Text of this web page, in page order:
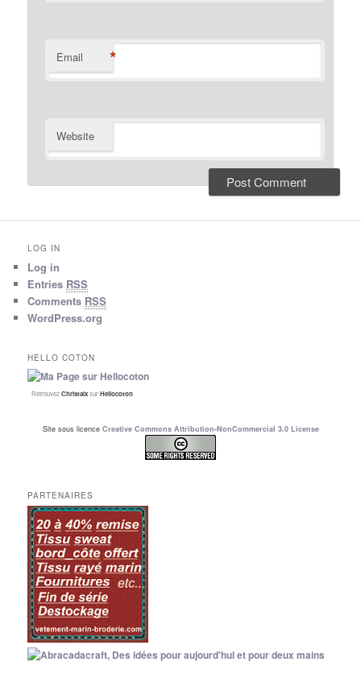
Email *
Website
LOG IN
Log in
Entries RSS
Comments RSS
WordPress.org
HELLO COTON
RetrouvezChristalxsurHellocoton
Site sous licence Creative Commons Attribution-NonCommercial 3.0 License
PARTENAIRES